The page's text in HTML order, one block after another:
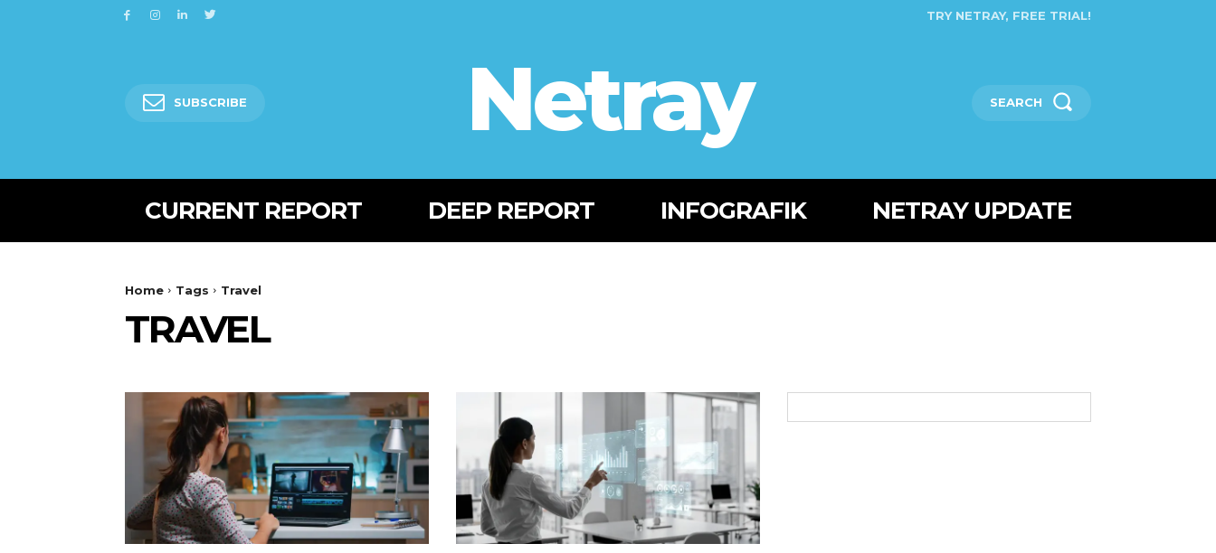
TRY NETRAY, FREE TRIAL!
SUBSCRIBE Netray SEARCH
CURRENT REPORT DEEP REPORT INFOGRAFIK NETRAY UPDATE
Home Tags Travel
TRAVEL